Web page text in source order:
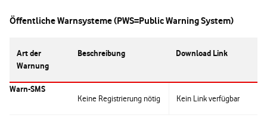
Öffentliche Warnsysteme (PWS=Public Warning System)
Art der
Warnung
Beschreibung Download Link
Warn-SMS
Keine Registrierung nötig
Kein Link verfügbar